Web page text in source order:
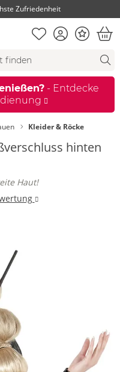
Zufriedenheit
Merkliste
KontoBonus
- Entdecke
Kleider & Röcke
hinten
Haut!